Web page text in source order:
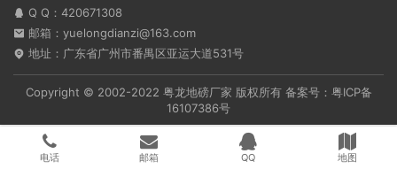
Q Q： 420671308
邮箱：yuelongdianzi@163.com
地址：广东省广州市番禺区亚运大道531号
Copyright © 2002-2022 粤龙地磅厂家 版权所有 备案号： 粤ICP备
16107386号
电话 邮箱 QQ 地图